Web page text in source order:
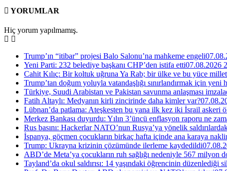
YORUMLAR
Hiç yorum yapılmamış.
Trump’ın “itibar” projesi Balo Salonu’na mahkeme engeli
Yeni Parti: 232 belediye başkanı CHP’den istifa etti07.08.2026
Cahit Kılıç: Bir koltuk uğruna Ya Rab; bir ülke ve bu yüce millet
Trump’tan doğum yoluyla vatandaşlığı sınırlandırmak için yeni
Türkiye, Suudi Arabistan ve Pakistan savunma anlaşması
Fatih Altaylı: Medyanın kirli zincirinde daha kimler var?
Lübnan’da patlama: Ateşkesten bu yana ilk kez iki İsrail askeri
Merkez Bankası duyurdu: Yılın 3’üncü enflasyon raporu ne
Rus basını: Hackerlar NATO’nun Rusya’ya yönelik
İspanya, göçmen çocukların birkaç hafta içinde ana karaya
Trump: Ukrayna krizinin çözümünde ilerleme kaydedildi
ABD’de Meta’ya çocukların ruh sağlığı nedeniyle 567 milyon
Tayland’da okul saldırısı: 14 yaşındaki öğrencinin düzenlediği